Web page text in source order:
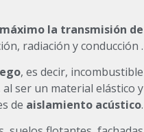
la transmisión de
radiación y conducción .
, es decir, incombustible
ser un material elástico y
de aislamiento acústico.